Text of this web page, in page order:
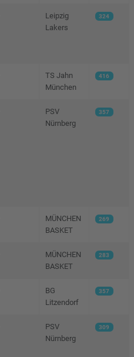
Leipzig
Lakers
324
TS Jahn
München
416
PSV
Nürnberg
357
MÜNCHEN
BASKET
269
MÜNCHEN
BASKET
283
BG
Litzendorf
357
PSV
Nürnberg
309